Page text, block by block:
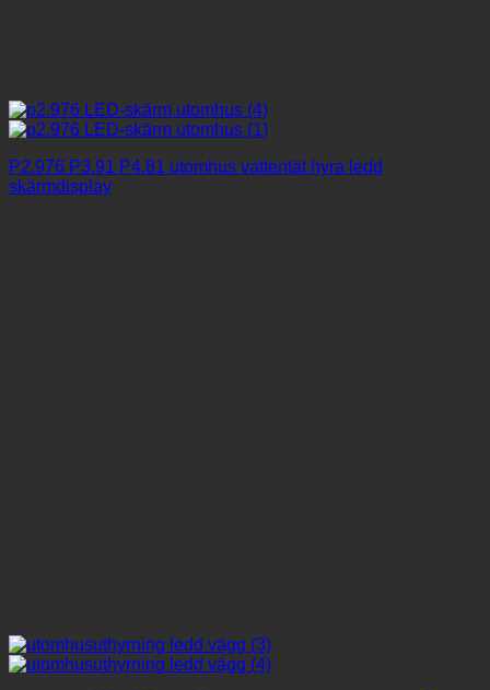
P2.976 P3.91 P4.81 utomhus vattentät hyra ledd
skärmdisplay